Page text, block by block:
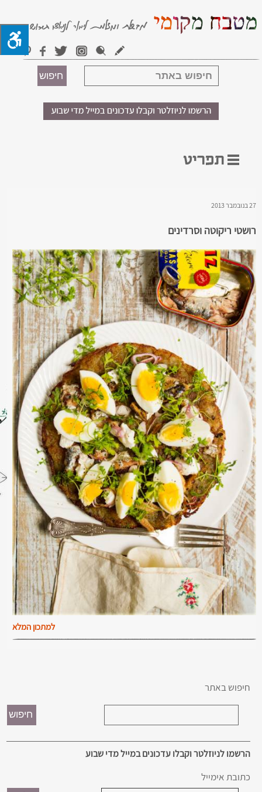
27 בנובמבר 2013
רושטי ריקוטה וסרדינים
למתכון המלא
חיפוש באתר
הרשמו לניוזלטר וקבלו עדכונים במייל מדי שבוע
כתובת אימייל